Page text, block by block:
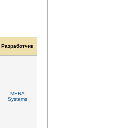
Разработчик
MERA
Systems